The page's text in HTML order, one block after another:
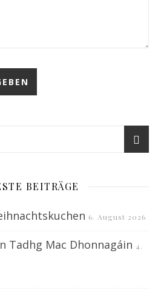
BEITRÄGE
6. August 2026
Tadhg Mac Dhonnagáin 4.